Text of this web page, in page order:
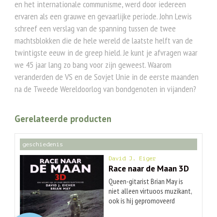
en het internationale communisme, werd door iedereen
ervaren als een grauwe en gevaarlijke periode. John Lewis
schreef een verslag van de spanning tussen de twee
machtsblokken die de hele wereld de laatste helft van de
twintigste eeuw in de greep hield. Je kunt je afvragen waar
we 45 jaar lang zo bang voor zijn geweest. Waarom
veranderden de VS en de Sovjet Unie in de eerste maanden
na de Tweede Wereldoorlog van bondgenoten in vijanden?
Gerelateerde producten
geschiedenis
David J. Eiger
Race naar de Maan 3D
Queen-gitarist Brian May is
niet alleen virtuoos muzikant,
ook is hij gepromoveerd